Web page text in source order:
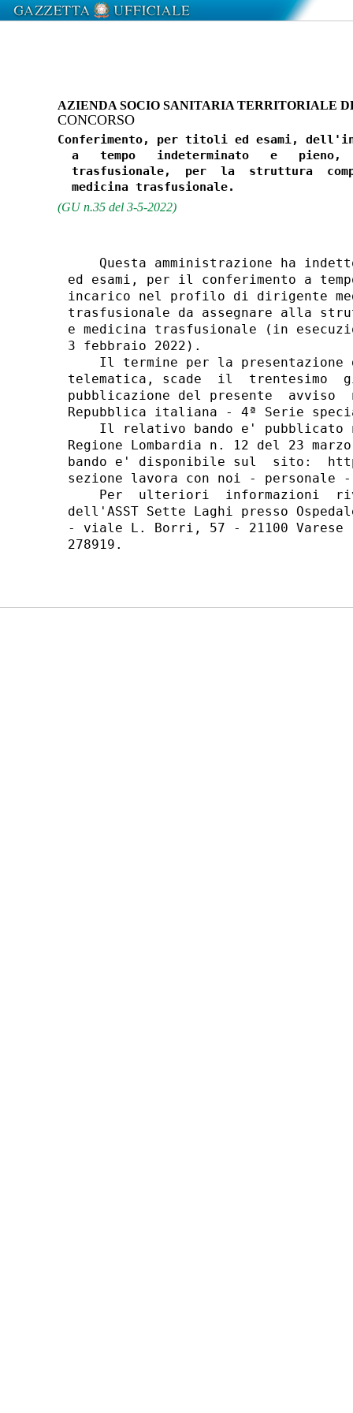
AZIENDA SOCIO SANITARIA TERRITORIALE
CONCORSO
Conferimento, per titoli ed esami,
a   tempo   indeterminato   e   pieno,
trasfusionale,  per  la  struttura
(GU n.35 del 3-5-2022)
Questa amministrazione ha
ed esami, per il conferimento a
incarico nel profilo di dirigente
trasfusionale da assegnare alla
e medicina trasfusionale (in
3 febbraio 2022).
Il termine per la presentazione
telematica, scade  il  trentesimo
pubblicazione del presente
Repubblica italiana - 4ª Serie
Il relativo bando e' pubblicato
Regione Lombardia n. 12 del 23
bando e' disponibile sul  sito:
sezione lavora con noi - personale
Per  ulteriori  informazioni
dell'ASST Sette Laghi presso
- viale L. Borri, 57 - 21100 Varese
278919.